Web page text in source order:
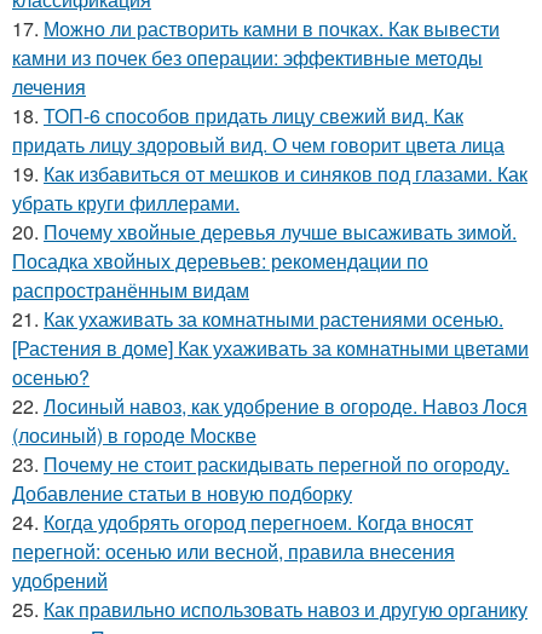
17. Можно ли растворить камни в почках. Как вывести
камни из почек без операции: эффективные методы
лечения
18. ТОП-6 способов придать лицу свежий вид. Как
придать лицу здоровый вид. О чем говорит цвета лица
19. Как избавиться от мешков и синяков под глазами. Как
убрать круги филлерами.
20. Почему хвойные деревья лучше высаживать зимой.
Посадка хвойных деревьев: рекомендации по
распространённым видам
21. Как ухаживать за комнатными растениями осенью.
[Растения в доме] Как ухаживать за комнатными цветами
осенью?
22. Лосиный навоз, как удобрение в огороде. Навоз Лося
(лосиный) в городе Москве
23. Почему не стоит раскидывать перегной по огороду.
Добавление статьи в новую подборку
24. Когда удобрять огород перегноем. Когда вносят
перегной: осенью или весной, правила внесения
удобрений
25. Как правильно использовать навоз и другую органику